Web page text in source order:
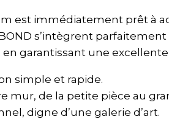
est immédiatement prêt à
s’intègrent
garantissant une
simple et rapide.
mur, de la petite pièce au
digne d’une galerie d’art.